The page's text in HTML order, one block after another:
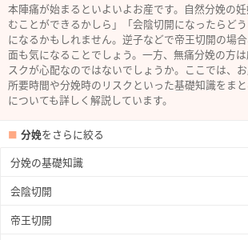
本陣痛が始まるといよいよお産です。自然分娩の
むことができるかしら」「会陰切開になったらど
になるかもしれません。逆子などで帝王切開の場
面も気になることでしょう。一方、無痛分娩の方
スクが心配なのではないでしょうか。ここでは、
所要時間や分娩時のリスクといった基礎知識をま
についても詳しく解説しています。
分娩をさらに絞る
分娩の基礎知識
会陰切開
帝王切開